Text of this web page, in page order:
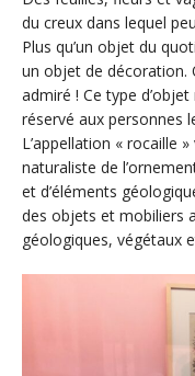
du creux dans lequel
Plus qu’un objet du
un objet de décoration.
admiré ! Ce type
réservé aux personnes
L’appellation « rocaille
naturaliste de
et d’éléments
des objets et mobiliers
géologiques, végétaux